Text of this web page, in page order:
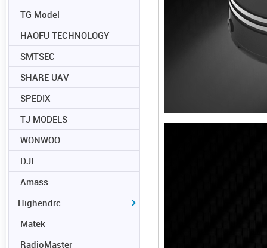
TG Model
HAOFU TECHNOLOGY
SMTSEC
SHARE UAV
SPEDIX
TJ MODELS
WONWOO
DJI
Amass
Highendrc
Matek
RadioMaster